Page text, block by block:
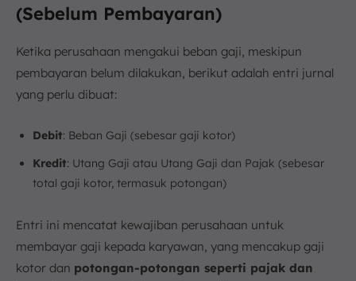
(Sebelum Pembayaran)
Ketika perusahaan mengakui beban gaji, meskipun
pembayaran belum dilakukan, berikut adalah entri jurnal
yang perlu dibuat:
Debit: Beban Gaji (sebesar gaji kotor)
Kredit: Utang Gaji atau Utang Gaji dan Pajak (sebesar
total gaji kotor, termasuk potongan)
Entri ini mencatat kewajiban perusahaan untuk
membayar gaji kepada karyawan, yang mencakup gaji
kotor dan potongan-potongan seperti pajak dan